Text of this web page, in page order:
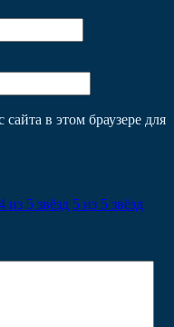
в этом браузере для
из 5 звёзд 5 из 5 звёзд